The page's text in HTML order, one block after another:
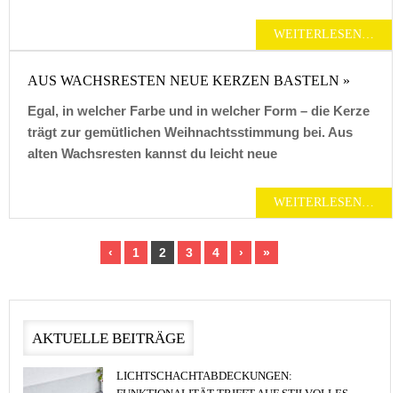
WEITERLESEN…
AUS WACHSRESTEN NEUE KERZEN BASTELN »
Egal, in welcher Farbe und in welcher Form – die Kerze
trägt zur gemütlichen Weihnachtsstimmung bei. Aus
alten Wachsresten kannst du leicht neue
WEITERLESEN…
‹ 1 2 3 4 › »
AKTUELLE BEITRÄGE
LICHTSCHACHTABDECKUNGEN: